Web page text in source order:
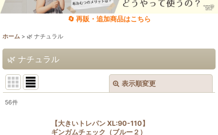
🔄 再販・追加商品はこちら
ホーム > 🌿 ナチュラル
🌿 ナチュラル
表示順変更
56件
【大きいトレパン XL:90-110】
ギンガムチェック（ブルー２）